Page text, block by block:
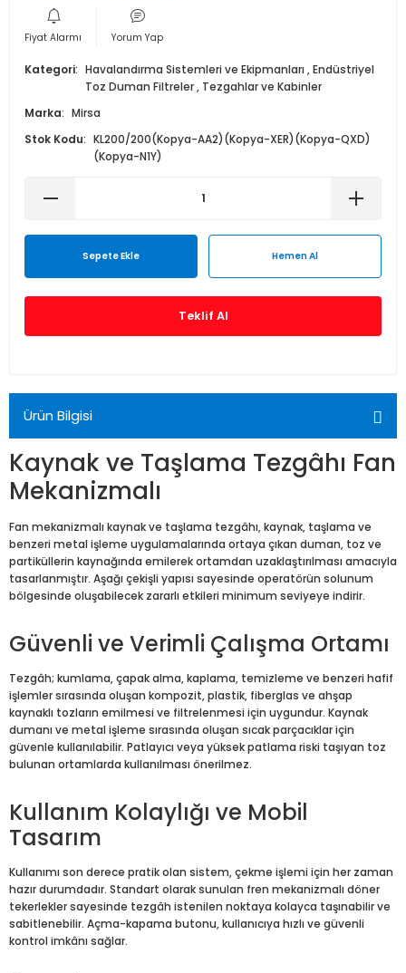
Elektrostatik Filtreler
Fiyat Alarmı Yorum Yap
Kategori Havalandırma Sistemleri ve Ekipmanları ,Endüstriyel
Toz Duman Filtreler, Tezgahlar ve Kabinler
Marka
Mirsa
Stok Kodu
KL200/200(Kopya-AA2)(Kopya-XER)(Kopya-QXD)
(Kopya-N1Y)
Sepete Ekle Hemen Al
Teklif Al
Ürün Bilgisi
Kaynak ve Taşlama Tezgâhı Fan
Mekanizmalı
Fan mekanizmalı kaynak ve taşlama tezgâhı, kaynak, taşlama ve
benzeri metal işleme uygulamalarında ortaya çıkan duman, toz ve
partiküllerin kaynağında emilerek ortamdan uzaklaştırılması amacıyla
tasarlanmıştır. Aşağı çekişli yapısı sayesinde operatörün solunum
bölgesinde oluşabilecek zararlı etkileri minimum seviyeye indirir.
Güvenli ve Verimli Çalışma Ortamı
Tezgâh; kumlama, çapak alma, kaplama, temizleme ve benzeri hafif
işlemler sırasında oluşan kompozit, plastik, fiberglas ve ahşap
kaynaklı tozların emilmesi ve filtrelenmesi için uygundur. Kaynak
dumanı ve metal işleme sırasında oluşan sıcak parçacıklar için
güvenle kullanılabilir. Patlayıcı veya yüksek patlama riski taşıyan toz
bulunan ortamlarda kullanılması önerilmez.
Kullanım Kolaylığı ve Mobil
Tasarım
Kullanımı son derece pratik olan sistem, çekme işlemi için her zaman
hazır durumdadır. Standart olarak sunulan fren mekanizmalı döner
tekerlekler sayesinde tezgâh istenilen noktaya kolayca taşınabilir ve
sabitlenebilir. Açma-kapama butonu, kullanıcıya hızlı ve güvenli
kontrol imkânı sağlar.